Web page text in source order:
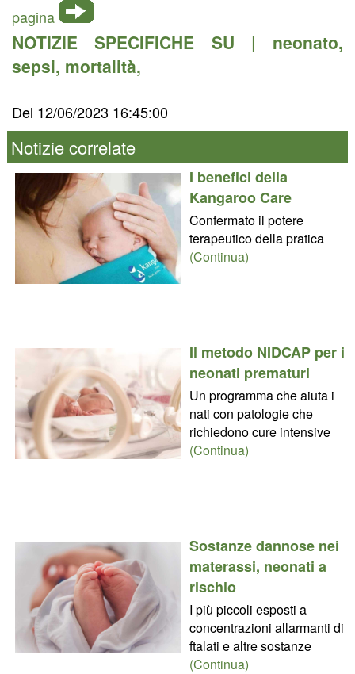
pagina
NOTIZIE SPECIFICHE SU | neonato,
sepsi, mortalità,
Del 12/06/2023 16:45:00
Notizie correlate
I benefici della
Kangaroo Care
Confermato il potere
terapeutico della pratica
(Continua)
Il metodo NIDCAP per i
neonati prematuri
Un programma che aiuta i
nati con patologie che
richiedono cure intensive
(Continua)
Sostanze dannose nei
materassi, neonati a
rischio
I più piccoli esposti a
concentrazioni allarmanti di
ftalati e altre sostanze
(Continua)